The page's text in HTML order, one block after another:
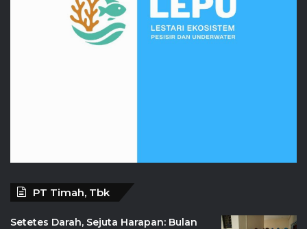
PT Timah, Tbk
Setetes Darah, Sejuta Harapan: Bulan